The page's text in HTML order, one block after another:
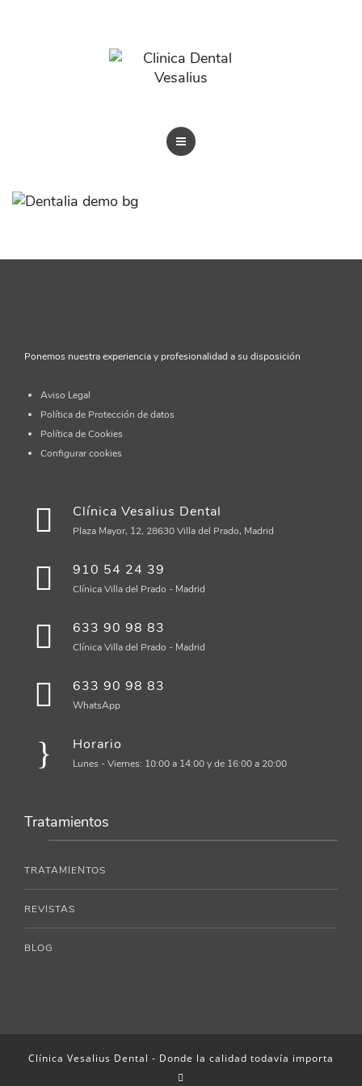
REVISTAS
Ponemos nuestra experiencia y profesionalidad a su disposición
Aviso Legal
Política de Protección de datos
Política de Cookies
Configurar cookies
Clínica Vesalius Dental
Plaza Mayor, 12, 28630 Villa del Prado, Madrid
910 54 24 39
Clínica Villa del Prado - Madrid
633 90 98 83
Clínica Villa del Prado - Madrid
633 90 98 83
WhatsApp
Horario
Lunes - Viernes: 10:00 a 14:00 y de 16:00 a 20:00
Tratamientos
TRATAMIENTOS
REVISTAS
BLOG
Clínica Vesalius Dental - Donde la calidad todavía importa